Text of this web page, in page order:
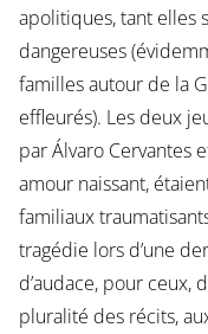
apolitiques, tant elles
dangereuses
familles autour de la
effleurés). Les deux
par Álvaro Cervantes
amour naissant,
familiaux
tragédie lors d’une
d’audace, pour ceux,
pluralité des récits,